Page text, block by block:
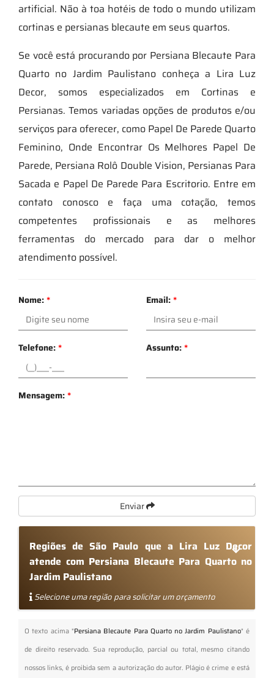
artificial. Não à toa hotéis de todo o mundo utilizam
cortinas e persianas blecaute em seus quartos.
Se você está procurando por Persiana Blecaute Para
Quarto no Jardim Paulistano conheça a Lira Luz
Decor, somos especializados em Cortinas e
Persianas. Temos variadas opções de produtos e/ou
serviços para oferecer, como Papel De Parede Quarto
Feminino, Onde Encontrar Os Melhores Papel De
Parede, Persiana Rolô Double Vision, Persianas Para
Sacada e Papel De Parede Para Escritorio. Entre em
contato conosco e faça uma cotação, temos
competentes profissionais e as melhores
ferramentas do mercado para dar o melhor
atendimento possível.
Nome:* Email:*
Telefone:* Assunto:*
Mensagem:*
Enviar
Regiões de São Paulo que a Lira Luz Decor
atende com Persiana Blecaute Para Quarto no
Jardim Paulistano
Selecione uma região para solicitar um orçamento
O texto acima "Persiana Blecaute Para Quarto no Jardim Paulistano" é
de direito reservado. Sua reprodução, parcial ou total, mesmo citando
nossos links, é proibida sem a autorização do autor. Plágio é crime e está